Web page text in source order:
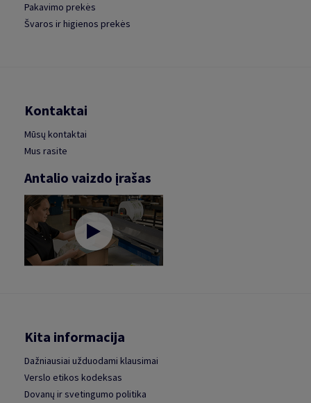
Pakavimo prekės
Švaros ir higienos prekės
Kontaktai
Mūsų kontaktai
Mus rasite
Antalio vaizdo įrašas
Kita informacija
Dažniausiai užduodami klausimai
Verslo etikos kodeksas
Dovanų ir svetingumo politika